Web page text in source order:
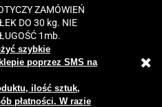
ZAMÓWIEŃ
DO 30 kg. NIE
1mb.
szybkie
poprzez SMS na
ilość sztuk,
płatności. W razie